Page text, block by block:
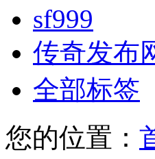
sf999
传奇发布
全部标签
您的位置：